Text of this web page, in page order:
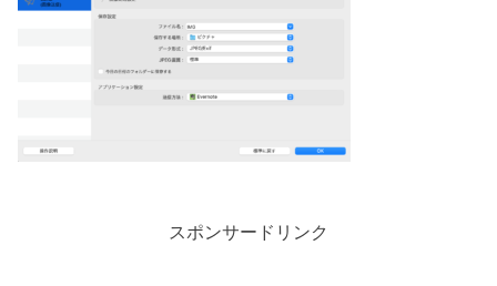
スポンサードリンク